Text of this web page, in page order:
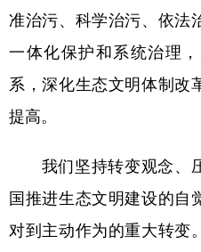
准治污、科学治污、依法
一体化保护和系统治理
系，深化生态文明体制改
提高。
我们坚持转变观念、压
国推进生态文明建设的自
对到主动作为的重大转变